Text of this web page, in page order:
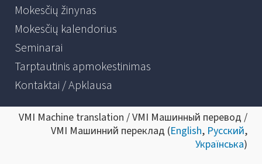
Mokesčių žinynas
Mokesčių kalendorius
Seminarai
Tarptautinis apmokestinimas
Kontaktai / Apklausa
VMI Machine translation / VMI Машинный перевод /
VMI Машинний переклад (English, Русский,
Українська)